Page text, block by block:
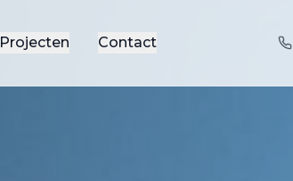
Projecten Contact